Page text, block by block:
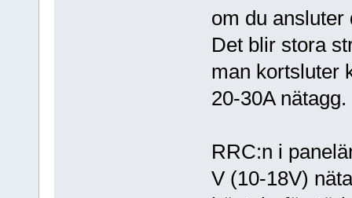
om du
Det blir stora
man kortsluter
20-30A nätagg.
RRC:n i
V (10-18V)